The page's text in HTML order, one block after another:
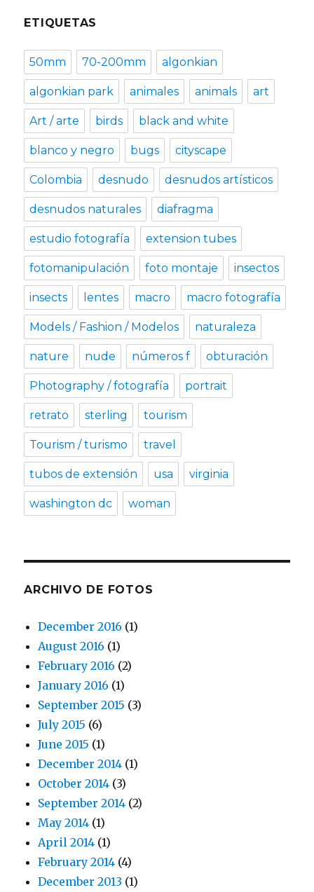
ETIQUETAS
50mm 70-200mm algonkian
algonkian park animales animals art
Art / arte birds black and white
blanco y negro bugs cityscape
Colombia desnudo desnudos artísticos
desnudos naturales diafragma
estudio fotografía extension tubes
fotomanipulación foto montaje insectos
insects lentes macro macro fotografía
Models / Fashion / Modelos naturaleza
nature nude números f obturación
Photography / fotografía portrait
retrato sterling tourism
Tourism / turismo travel
tubos de extensión usa virginia
washington dc woman
ARCHIVO DE FOTOS
December 2016 (1)
August 2016 (1)
February 2016 (2)
January 2016 (1)
September 2015 (3)
July 2015 (6)
June 2015 (1)
December 2014 (1)
October 2014 (3)
September 2014 (2)
May 2014 (1)
April 2014 (1)
February 2014 (4)
December 2013 (1)